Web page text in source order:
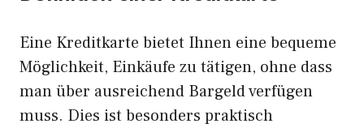
Eine Kreditkarte bietet Ihnen eine bequeme
Möglichkeit, Einkäufe zu tätigen, ohne dass
man über ausreichend Bargeld verfügen
muss. Dies ist besonders praktisch